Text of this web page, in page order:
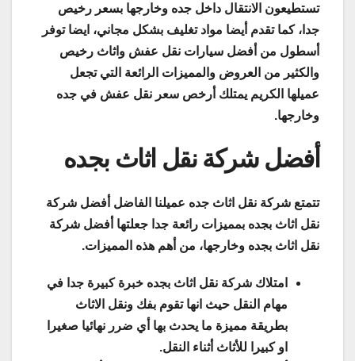
تستطيعون الانتقال داخل جده وخارجها بسعر رخيص
جدا، كما تقدم أيضا مواد تغليف بشكل مجاني، ايضا توفر
أسطول من أفضل سيارات نقل عفش واثاث رخيص
والكثير من العروض والمميزات الرائعة التي تجعل
عميلها الكريم يمتلك أرخص سعر نقل عفش في جده
وخارجها.
أفضل شركة نقل اثاث بجده
تتمتع شركة نقل اثاث جده عميلنا الفاضل أفضل شركة
نقل اثاث بجده بمميزات رائعة جدا جعلتها أفضل شركة
نقل اثاث بجده وخارجها، من أهم هذه المميزات.
امتلاك شركة نقل اثاث بجده خبرة كبيرة جدا في
مهام النقل حيث انها تقوم بفك ونقل الاثاث
بطريقة مميزة ما يحدث بها أي ضرر نهائيا صغيرا
او كبيرا للأثاث أثناء النقل.